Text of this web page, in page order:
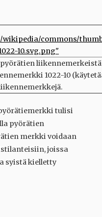
1022-10
tulisi
pyörätien
merkki voidaan
joissa
syistä kielletty